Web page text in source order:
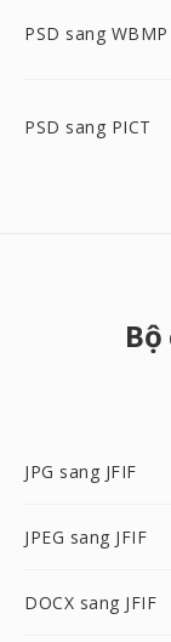
PSD sang WBMP
PSD sang PICT
JPG sang JFIF
JPEG sang JFIF
DOCX sang JFIF